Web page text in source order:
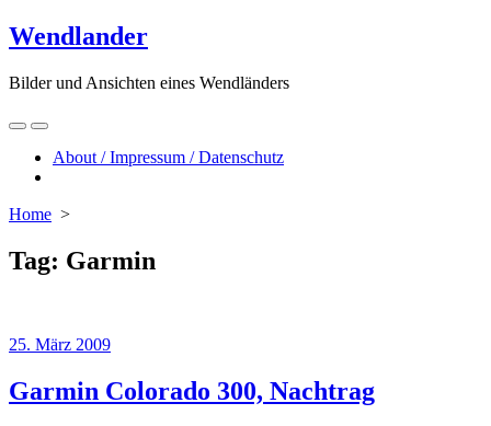
Skip
to
Wendlander
Bilder und Ansichten eines Wendländers
Search
Toggle
Menu
About / Impressum / Datenschutz
Home >
Tag: Garmin
25. März 2009
Garmin Colorado 300, Nachtrag